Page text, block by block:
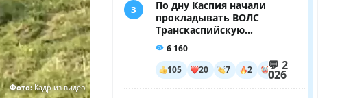
Фото:Кадр из видео